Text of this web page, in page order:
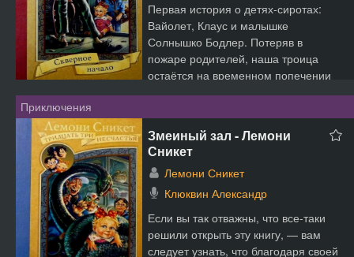
Первая история о детях-сиротах:
Вайолет, Клаус и малышке
Солнышко Бодлер. Потеряв в
пожаре родителей, наша троица
остаётся на временном попечении
добр...
Приключения
Змеиный зал - Лемони
Сникет
Лемони Сникет
Клюквин Александр
Если вы так отважны, что все-таки
решили открыть эту книгу, — вам
следует узнать, что благодаря своей